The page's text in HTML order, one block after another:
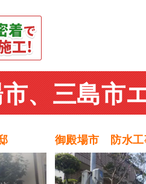
、三島市
御殿場市 防水工